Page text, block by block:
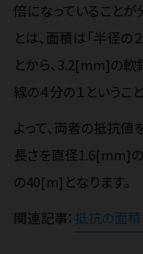
倍になっていることが
とは、面積は「半径の
とから、3.2[mm]の
線の４分の１というこ
よって、両者の抵抗
長さを直径1.6[mm]
の40[m]となります。
関連記事： 抵抗の面